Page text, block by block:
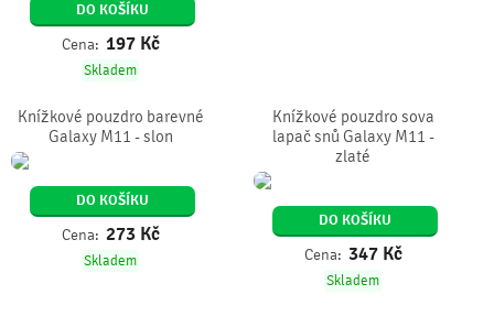
DO KOŠÍKU
Cena: 197 Kč
Skladem
Knížkové pouzdro barevné
Galaxy M11 - slon
DO KOŠÍKU
Cena: 273 Kč
Skladem
Knížkové pouzdro sova
lapač snů Galaxy M11 -
zlaté
DO KOŠÍKU
Cena: 347 Kč
Skladem